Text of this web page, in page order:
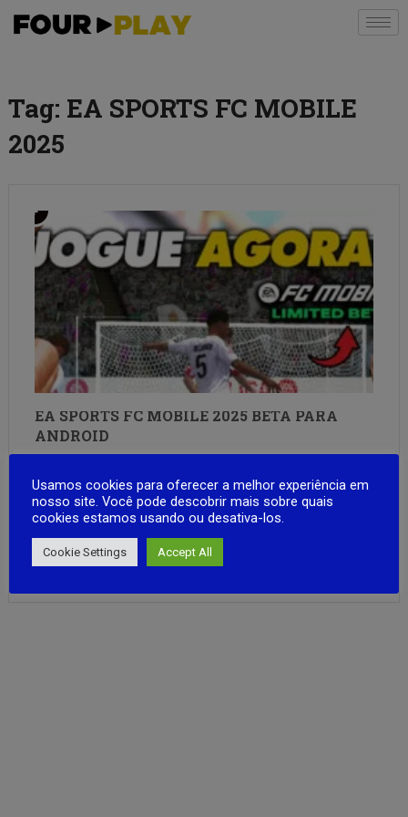
Tag: EA SPORTS FC MOBILE
2025
EA SPORTS FC MOBILE 2025 BETA PARA
ANDROID
você a participar da construção do futuro do futebol.
Monte um Ultimate Team™ com estrelas lendárias, como
habilidades. Jogue com equipes como Real Madrid e
Atlético de Madrid da …
FULL ARTICLE
Usamos cookies para oferecer a melhor experiência em
nosso site. Você pode descobrir mais sobre quais
cookies estamos usando ou desativa-los.
Cookie Settings Accept All